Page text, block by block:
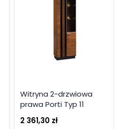
Witryna 2-drzwiowa
prawa Porti Typ 11
Porti
2 361,30 zł